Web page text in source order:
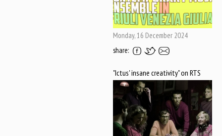
Monday, 16 December 2024
share:
"Ictus' insane creativity" on RTS